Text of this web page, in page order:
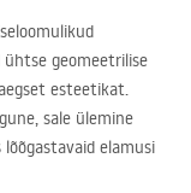
ühtse geomeetrilise
esteetikat.
sale ülemine
lõõgastavaid elamusi